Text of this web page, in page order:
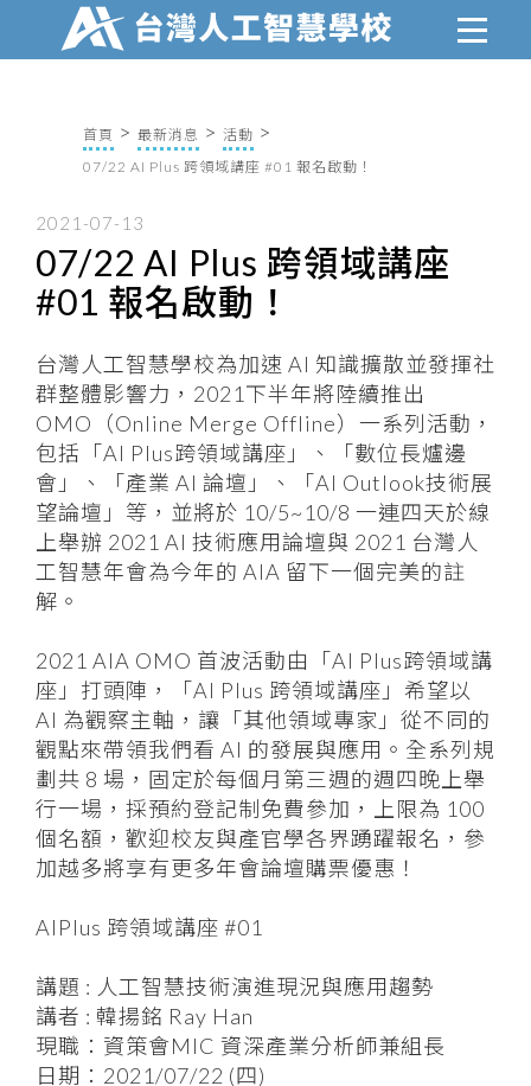
首頁 最新消息
活動
07/22 AI Plus 跨領域講座 #01 報名啟動！
2021-07-13
07/22 AI Plus 跨領域講座
#01 報名啟動！
台灣人工智慧學校為加速 AI 知識擴散並發揮社
群整體影響力，2021下半年將陸續推出
OMO（Online Merge Offline）一系列活動，
包括「AI Plus跨領域講座」、「數位長爐邊
會」、「產業 AI 論壇」、「AI Outlook技術展
望論壇」等，並將於 10/5~10/8 一連四天於線
上舉辦 2021 AI 技術應用論壇與 2021 台灣人
工智慧年會為今年的 AIA 留下一個完美的註
解。
2021 AIA OMO 首波活動由「AI Plus跨領域講
座」打頭陣，「AI Plus 跨領域講座」希望以
AI 為觀察主軸，讓「其他領域專家」從不同的
觀點來帶領我們看 AI 的發展與應用。全系列規
劃共 8 場，固定於每個月第三週的週四晚上舉
行一場，採預約登記制免費參加，上限為 100
個名額，歡迎校友與產官學各界踴躍報名，參
加越多將享有更多年會論壇購票優惠！
AIPlus 跨領域講座 #01
講題 : 人工智慧技術演進現況與應用趨勢
講者 : 韓揚銘 Ray Han
現職：資策會MIC 資深產業分析師兼組長
日期：2021/07/22 (四)